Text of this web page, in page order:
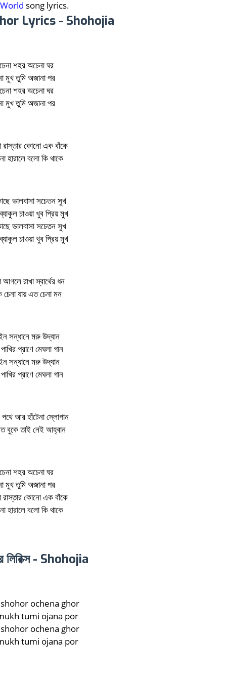
song lyrics.
Lyrics - Shohojia
শহর অচেনা ঘর
মুখ তুমি অজানা পর
শহর অচেনা ঘর
মুখ তুমি অজানা পর
রাস্তার কোনো এক বাঁকে
হারালে বলো কি থাকে
ভালবাসা সচেতন সুখ
চাওয়া খুব প্রিয় মুখ
ভালবাসা সচেতন সুখ
চাওয়া খুব প্রিয় মুখ
রাখা স্বার্থের ধন
চেনা যায় এত চেনা মন
সন্ধানে মরু উদ্যান
প্রাণে মেঘলা গান
সন্ধানে মরু উদ্যান
প্রাণে মেঘলা গান
আর হাঁটেনা স্লোগান
বুকে তাই নেই আহ্বান
শহর অচেনা ঘর
মুখ তুমি অজানা পর
রাস্তার কোনো এক বাঁকে
হারালে বলো কি থাকে
লিরিক্স - Shohojia
ochena ghor
tumi ojana por
ochena ghor
tumi ojana por